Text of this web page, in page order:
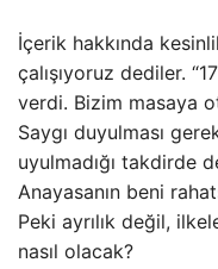
İçerik hakkında
çalışıyoruz dediler.
verdi. Bizim masaya
Saygı duyulması
uyulmadığı takdirde
Anayasanın beni
Peki ayrılık değil,
nasıl olacak?